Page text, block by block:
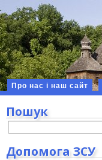
Про нас і наш сайт
Пошук
Допомога ЗСУ